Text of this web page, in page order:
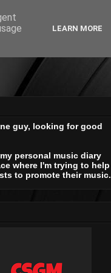
guy, looking for good
personal music diary
where I'm trying to help
to promote their music.
LEARN MORE